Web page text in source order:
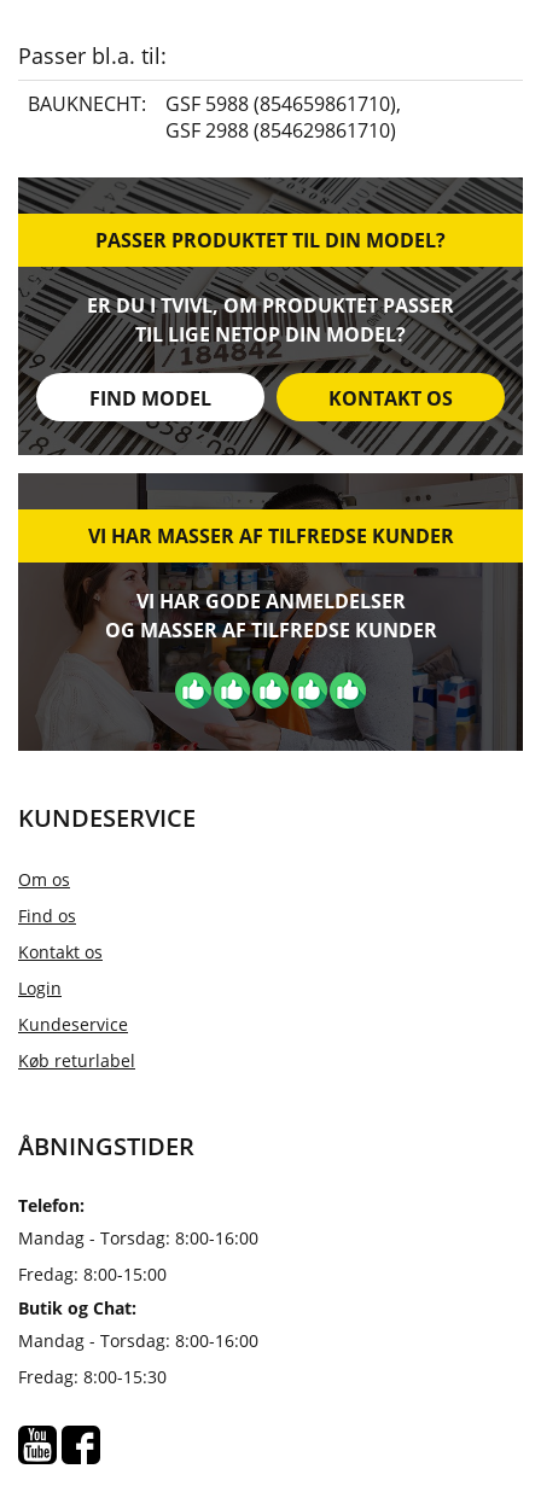
Passer bl.a. til:
BAUKNECHT: GSF 5988 (854659861710),
GSF 2988 (854629861710)
PASSER PRODUKTET TIL DIN MODEL?
ER DU I TVIVL, OM PRODUKTET PASSER
TIL LIGE NETOP DIN MODEL?
FIND MODEL KONTAKT OS
VI HAR MASSER AF TILFREDSE KUNDER
VI HAR GODE ANMELDELSER
OG MASSER AF TILFREDSE KUNDER
KUNDESERVICE
Om os
Find os
Kontakt os
Login
Kundeservice
Køb returlabel
ÅBNINGSTIDER
Telefon:
Mandag - Torsdag: 8:00-16:00
Fredag: 8:00-15:00
Butik og Chat:
Mandag - Torsdag: 8:00-16:00
Fredag: 8:00-15:30